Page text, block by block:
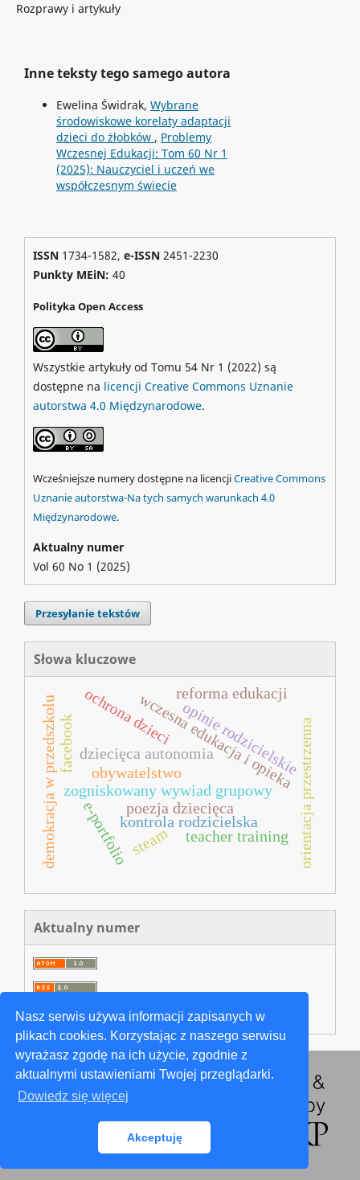
Nasz serwis używa informacji zapisanych w
plikach cookies. Korzystając z naszego serwisu
wyrażasz zgodę na ich użycie, zgodnie z
aktualnymi ustawieniami Twojej przeglądarki.
Dowiedz się więcej
Akceptuję
Rozprawy i artykuły
Inne teksty tego samego autora
Ewelina Świdrak, Wybrane
środowiskowe korelaty adaptacji
dzieci do żłobków , Problemy
Wczesnej Edukacji: Tom 60 Nr 1
(2025): Nauczyciel i uczeń we
współczesnym świecie
ISSN1734-1582, e-ISSN2451-2230
Punkty MEiN: 40
Polityka Open Access
Wszystkie artykuły od Tomu 54 Nr 1 (2022) są
dostępne na licencji Creative Commons Uznanie
autorstwa 4.0 Międzynarodowe.
Wcześniejsze numery dostępne na licencjiCreative Commons
Uznanie autorstwa-Na tych samych warunkach 4.0
Międzynarodowe.
Aktualny numer
Vol 60 No 1 (2025)
Przesyłanie tekstów
Słowa kluczowe
wczesna edukacja i opieka
dziecięca autonomia
demokracja w przedszkolu zogniskowany wywiad grupowy
poezja dziecięca
ochrona dzieci
kontrola rodzicielska
opinie rodzicielskieorientacja przestrzenna
steam
obywatelstwo
reforma edukacji
e-portfolio teacher training
facebook
Aktualny numer